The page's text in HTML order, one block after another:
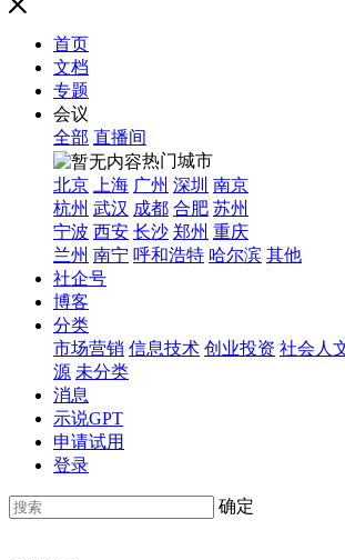
首页
文档
专题
会议
全部 直播间
热门城市
北京
上海 广州 深圳 南京
杭州 武汉 成都 合肥 苏州
宁波 西安 长沙 郑州 重庆
兰州 南宁 呼和浩特 哈尔滨 其他
社企号
博客
分类
市场营销 信息技术 创业投资 社会人
源 未分类
消息
示说GPT
申请试用
登录
确定